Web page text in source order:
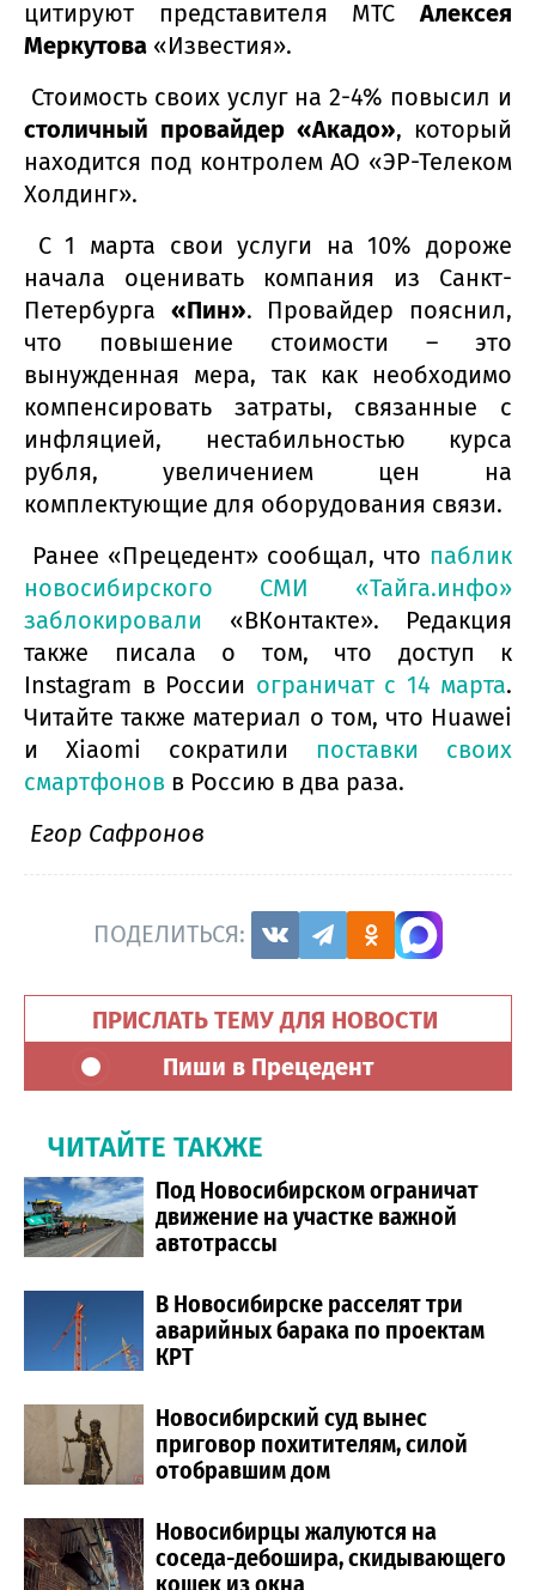
цитируют представителя МТСАлексея
Меркутова «Известия».
Стоимость своих услуг на 2-4% повысил и
столичный провайдер «Акадо», который
находится под контролем АО «ЭР-Телеком
Холдинг».
С 1 марта свои услуги на 10% дороже
начала оценивать компания из Санкт-
Петербурга «Пин». Провайдер пояснил,
что повышение стоимости – это
вынужденная мера, так как необходимо
компенсировать затраты, связанные с
инфляцией, нестабильностью курса
рубля, увеличением цен на
комплектующие для оборудования связи.
Ранее «Прецедент» сообщал, что паблик
новосибирского СМИ «Тайга.инфо»
заблокировали «ВКонтакте». Редакция
также писала о том, что доступ к
Instagram в России ограничат с 14 марта.
Читайте также материал о том, что Huawei
и Xiaomi сократили поставки своих
смартфонов в Россию в два раза.
Егор Сафронов
ПОДЕЛИТЬСЯ:
ПРИСЛАТЬ ТЕМУ ДЛЯ НОВОСТИ
Пиши в Прецедент
ЧИТАЙТЕ ТАКЖЕ
Под Новосибирском ограничат
движение на участке важной
автотрассы
В Новосибирске расселят три
аварийных барака по проектам
КРТ
Новосибирский суд вынес
приговор похитителям, силой
отобравшим дом
Новосибирцы жалуются на
соседа-дебошира, скидывающего
кошек из окна